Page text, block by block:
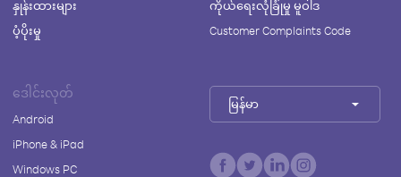
နှုန်းထားများ
ပံ့ပိုးမှု
ကိုယ်ရေးလုံခြုံမှု မူဝါဒ
Customer Complaints Code
ဒေါင်းလုတ်
Android
iPhone & iPad
Windows PC
မြန်မာ